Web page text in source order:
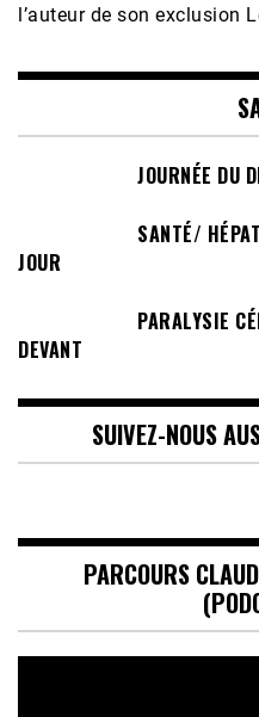
l’auteur de son exclusion
JOURNÉE DU
SANTÉ/
JOUR
PARALYSIE
DEVANT
SUIVEZ-NOUS
PARCOURS